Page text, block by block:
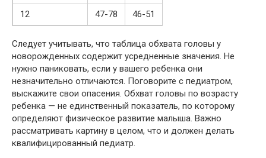
12
47-78 46-51
Следует учитывать, что таблица обхвата головы у
новорожденных содержит усредненные значения. Не
нужно паниковать, если у вашего ребенка они
незначительно отличаются. Поговорите с педиатром,
выскажите свои опасения. Обхват головы по возрасту
ребенка — не единственный показатель, по которому
определяют физическое развитие малыша. Важно
рассматривать картину в целом, что и должен делать
квалифицированный педиатр.